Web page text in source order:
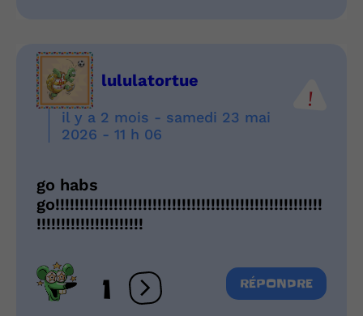
lululatortue
il y a 2 mois - samedi 23 mai
2026 - 11 h 06
go habs
go!!!!!!!!!!!!!!!!!!!!!!!!!!!!!!!!!!!!!!!!!!!!!!!!!!!!!!!
!!!!!!!!!!!!!!!!!!!!!!
1 Ouvrir les réactions
RÉPONDRE